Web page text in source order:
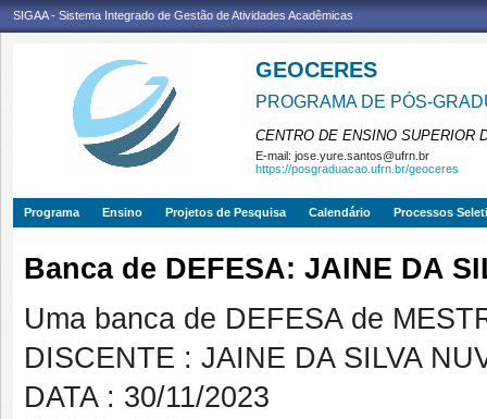
SIGAA - Sistema Integrado de Gestão de Atividades Acadêmicas
GEOCERES
PROGRAMA DE PÓS-
CENTRO DE ENSINO SUPERIOR
E-mail: jose.yure.santos@ufrn.br
https://posgraduacao.ufrn.br/geoceres
Programa Ensino Projetos de Pesquisa Calendário Processos
Banca de DEFESA: JAINE DA
Uma banca de DEFESA de
DISCENTE : JAINE DA SILVA
DATA : 30/11/2023